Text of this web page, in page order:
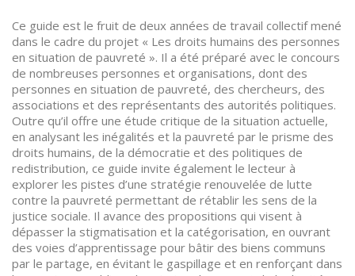
Ce guide est le fruit de deux années de travail collectif mené
dans le cadre du projet « Les droits humains des personnes
en situation de pauvreté ». Il a été préparé avec le concours
de nombreuses personnes et organisations, dont des
personnes en situation de pauvreté, des chercheurs, des
associations et des représentants des autorités politiques.
Outre qu’il offre une étude critique de la situation actuelle,
en analysant les inégalités et la pauvreté par le prisme des
droits humains, de la démocratie et des politiques de
redistribution, ce guide invite également le lecteur à
explorer les pistes d’une stratégie renouvelée de lutte
contre la pauvreté permettant de rétablir les sens de la
justice sociale. Il avance des propositions qui visent à
dépasser la stigmatisation et la catégorisation, en ouvrant
des voies d’apprentissage pour bâtir des biens communs
par le partage, en évitant le gaspillage et en renforçant dans